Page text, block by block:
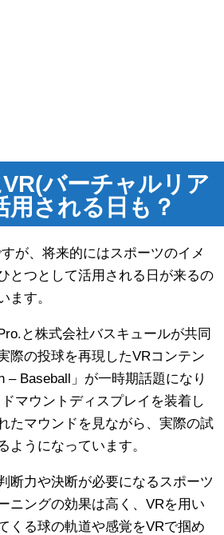
バーチャルリア
用される日も？
が、将来的にはスポーツのイメ
とつとして活用される日が来るの
ます。
と株式会社バスキュールが共同
際の投球を再現したVRコンテン
– Baseball」が一時期話題になり
マウントディスプレイを装着し
たマウンドを見ながら、実際の試
ようになっています。
断力や決断が必要になるスポーツ
ニングの効果は高く、VRを用い
くる球の軌道や感覚をVRで掴め